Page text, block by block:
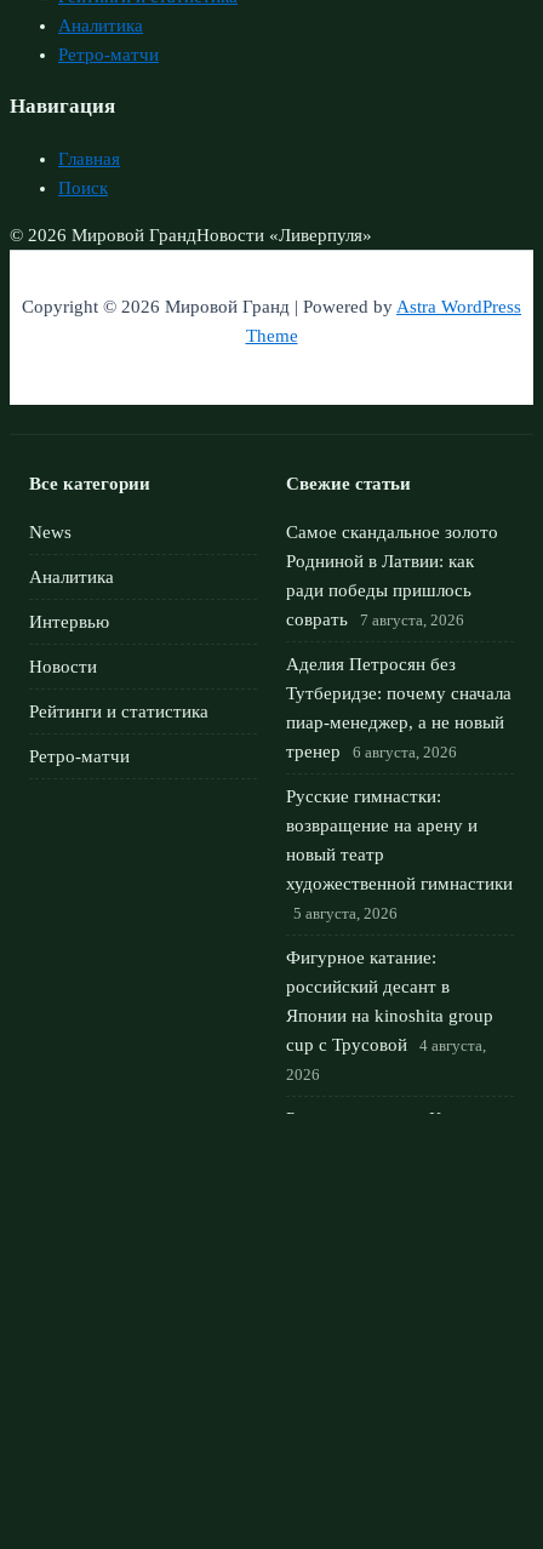
Аналитика
Ретро-матчи
Навигация
Главная
Поиск
© 2026 Мировой ГрандНовости «Ливерпуля»
Copyright © 2026 Мировой Гранд | Powered byAstra WordPress
Theme
Все категории
News
Аналитика
Интервью
Новости
Рейтинги и статистика
Ретро-матчи
Свежие статьи
Самое скандальное золото
Родниной в Латвии: как
ради победы пришлось
соврать
7 августа, 2026
Аделия Петросян без
Тутберидзе: почему сначала
пиар-менеджер, а не новый
тренер
6 августа, 2026
Русские гимнастки:
возвращение на арену и
новый театр
художественной гимнастики
5 августа, 2026
Фигурное катание:
российский десант в
Японии на kinoshita group
cup с Трусовой
4 августа,
2026
Русская сенсация Кристина